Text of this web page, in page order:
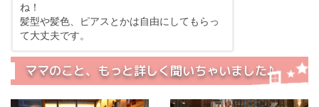
ね！
髪型や髪色、ピアスとかは自由にしてもらっ
て大丈夫です。
ママのこと、もっと詳しく聞いちゃいました♪